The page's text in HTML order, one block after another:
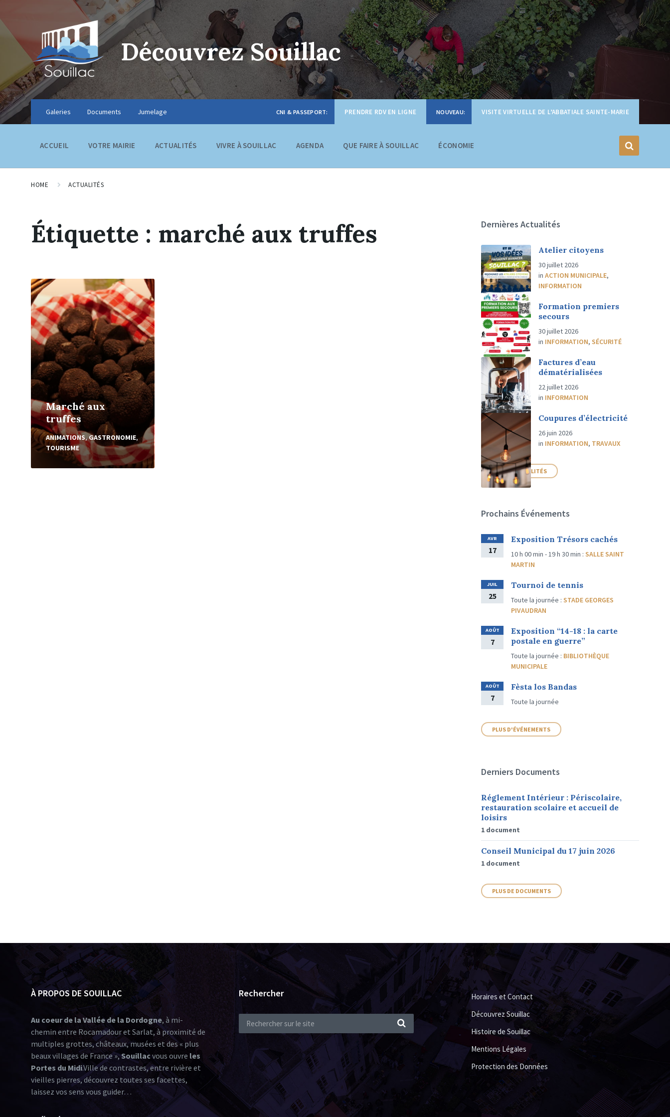
Découvrez Souillac
Galeries Documents Jumelage VISITE VIRTUELLE DE L’ABBATIALE SAINTE-MARIE
PRENDRE RDV EN LIGNE
ACCUEIL VOTRE MAIRIE ACTUALITÉS VIVRE À SOUILLAC AGENDA QUE FAIRE À SOUILLAC ÉCONOMIE
HOME ACTUALITÉS
Étiquette : marché aux truffes
Marché aux
truffes
ANIMATIONS,GASTRONOMIE,
TOURISME
En
Lire
Plus
Dernières Actualités
Atelier citoyens
30 juillet 2026
inACTION MUNICIPALE,
INFORMATION
Formation premiers
secours
30 juillet 2026
in INFORMATION,SÉCURITÉ
Factures d’eau
dématérialisées
22 juillet 2026
in INFORMATION
Coupures d’électricité
26 juin 2026
in INFORMATION, TRAVAUX
PLUS D'ACTUALITÉS
Prochains Événements
AVR
17
Exposition Trésors cachés
10 h 00 min - 19 h 30 min :SALLE SAINT
MARTIN
JUIL
25
Tournoi de tennis
Toute la journée :STADE GEORGES
PIVAUDRAN
AOÛT
7
Exposition “14-18 : la carte
postale en guerre”
Toute la journée : BIBLIOTHÈQUE
MUNICIPALE
AOÛT
7
Fèsta los Bandas
Toute la journée
PLUS D'ÉVÉNEMENTS
Derniers Documents
Réglement Intérieur : Périscolaire,
restauration scolaire et accueil de
loisirs
1 document
Conseil Municipal du 17 juin 2026
1 document
PLUS DE DOCUMENTS
À PROPOS DE SOUILLAC
Au coeur de la Vallée de la Dordogne, à mi-
chemin entre Rocamadour et Sarlat, à proximité de
multiples grottes, châteaux, musées et des « plus
beaux villages de France »,Souillacvous ouvre les
Portes du Midi.Ville de contrastes, entre rivière et
vieilles pierres, découvrez toutes ses facettes,
laissez vos sens vous guider…
Rechercher
Horaires et Contact
Découvrez Souillac
Histoire de Souillac
Mentions Légales
Protection des Données